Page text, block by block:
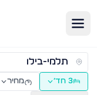
דירות למכירה
3 חד׳ מחיר